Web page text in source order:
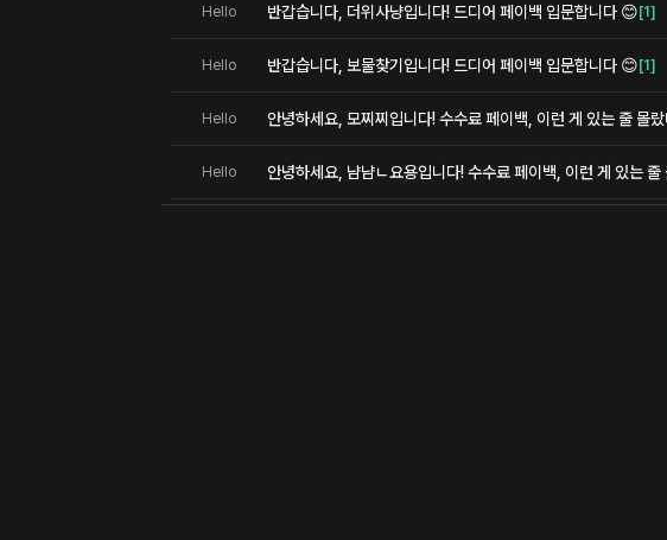
Hello 반갑습니다, 더위사냥입니다! 드디어 페이백 입문합니다 😊 [1 ]
Hello 반갑습니다, 보물찾기입니다! 드디어 페이백 입문합니다 😊 [1 ]
Hello 안녕하세요, 모찌찌입니다! 수수료 페이백, 이런 게 있는 줄 몰
Hello 안녕하세요, 냠냠ㄴ요용입니다! 수수료 페이백, 이런 게 있는 줄